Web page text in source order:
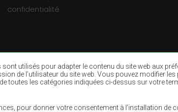
utilisés pour adapter le contenu du site web aux
de l’utilisateur du site web. Vous pouvez modifier
toutes les catégories indiquées ci-dessus sur votre
pour donner votre consentement à l'installation de
confidentialité
Tapis bleu marine Tapis marron